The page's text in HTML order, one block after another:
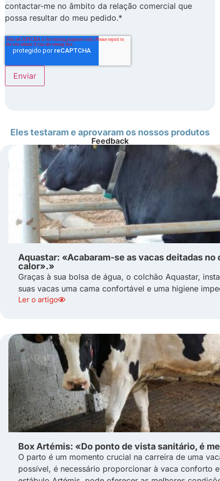
contactar-me no âmbito da relação comercial que
possa resultar do meu pedido.*
Eles testaram e aprovaram os nossos produtos
Feedback
Aquastar: «Acabaram-se as vacas deitadas no
calor».»
Graças à sua bolsa de água, o colchão Aquastar,
suas vacas uma cama confortável e uma higiene
Ler o artigo
Box Artémis: «Do ponto de vista sanitário, é
O parto é um momento crucial na carreira de uma
possível, é necessário proporcionar à vaca conforto